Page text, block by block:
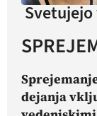
Svetujejo
dejanja